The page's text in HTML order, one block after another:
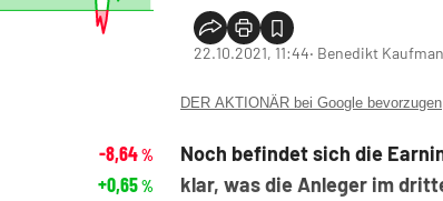
22.10.2021, 11:44‧ Benedikt
DER AKTIONÄR bei Google bevorzugen
Noch befindet sich die
klar, was die Anleger im
-8,64%
+0,65%